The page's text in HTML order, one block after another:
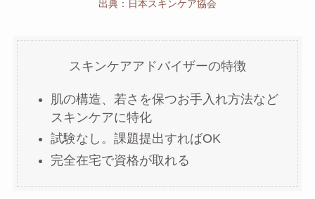
出典：日本スキンケア協会
スキンケアアドバイザーの特徴
肌の構造、若さを保つお手入れ方法など
スキンケアに特化
試験なし。課題提出すればOK
完全在宅で資格が取れる